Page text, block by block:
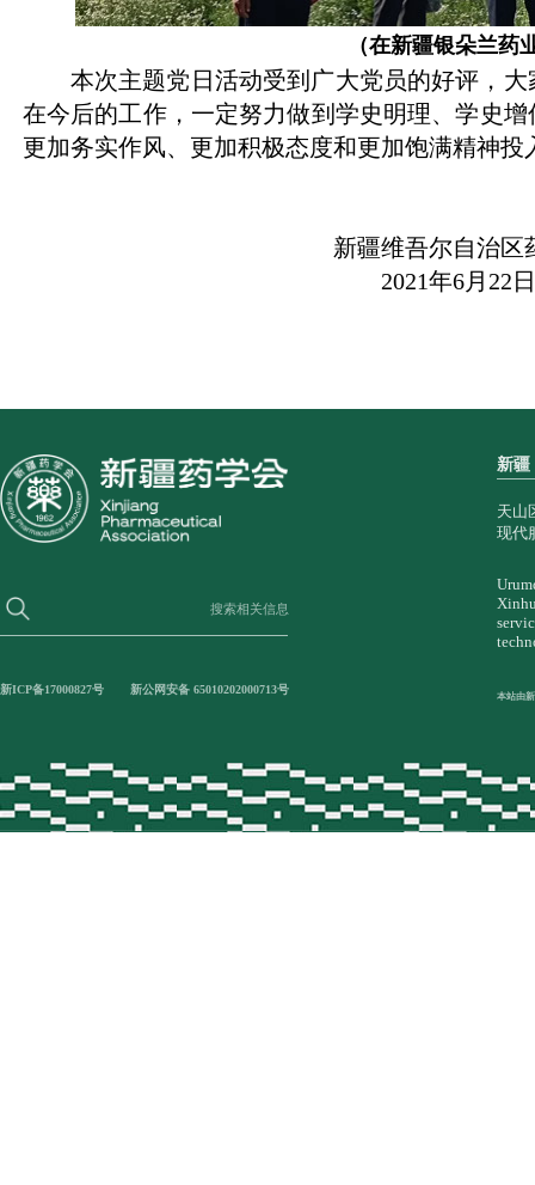
（在新疆银朵兰药
本次主题党日活动受到广大党员的好评，
在今后的工作，一定努力做到学史明理、学史
更加务实作风、更加积极态度和更加饱满精神
新疆维吾尔自治区
2021年6月 22日
搜索相关信息
新ICP备17000827号 新公网安备 65010202000713号
新疆
天山
现代
本站由